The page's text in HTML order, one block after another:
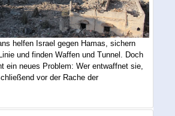
helfen Israel gegen Hamas, sichern
und finden Waffen und Tunnel. Doch
ein neues Problem: Wer entwaffnet sie,
vor der Rache der